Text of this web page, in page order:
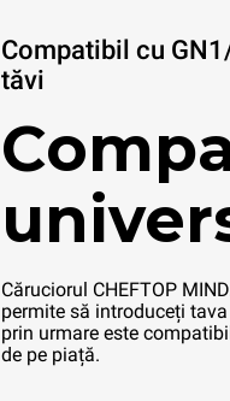
Compatibil cu
tăvi
Căruciorul CHEFTOP
permite să introduceți
prin urmare este
de pe piață.